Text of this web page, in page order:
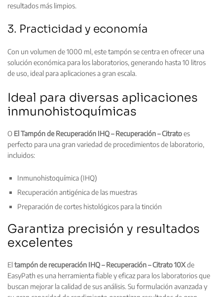
resultados más limpios.
3. Practicidad y economía
Con un volumen de 1000 ml, este tampón se centra en ofrecer una
solución económica para los laboratorios, generando hasta 10 litros
de uso, ideal para aplicaciones a gran escala.
Ideal para diversas aplicaciones
inmunohistoquímicas
O El Tampón de Recuperación IHQ – Recuperación – Citratoes
perfecto para una gran variedad de procedimientos de laboratorio,
incluidos:
Inmunohistoquímica (IHQ)
Recuperación antigénica de las muestras
Preparación de cortes histológicos para la tinción
Garantiza precisión y resultados
excelentes
El tampón de recuperación IHQ – Recuperación – Citrato 10Xde
EasyPath es una herramienta fiable y eficaz para los laboratorios que
buscan mejorar la calidad de sus análisis. Su formulación avanzada y